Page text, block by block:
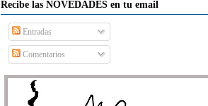
Recibe las NOVEDADES en tu email
Entradas
Comentarios